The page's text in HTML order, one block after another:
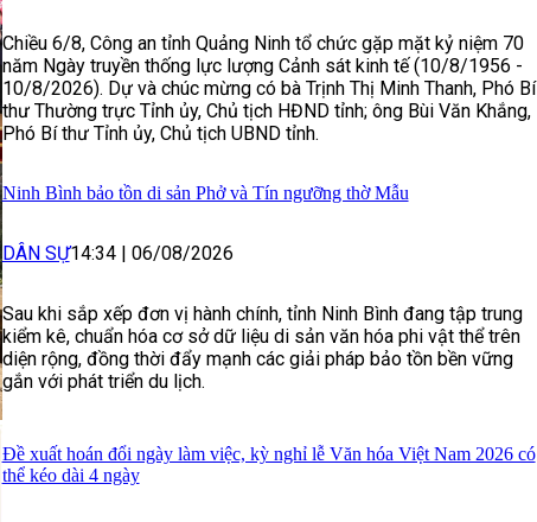
Chiều 6/8, Công an tỉnh Quảng Ninh tổ chức gặp mặt kỷ niệm 70
năm Ngày truyền thống lực lượng Cảnh sát kinh tế (10/8/1956 -
10/8/2026). Dự và chúc mừng có bà Trịnh Thị Minh Thanh, Phó Bí
thư Thường trực Tỉnh ủy, Chủ tịch HĐND tỉnh; ông Bùi Văn Khắng,
Phó Bí thư Tỉnh ủy, Chủ tịch UBND tỉnh.
Ninh Bình bảo tồn di sản Phở và Tín ngưỡng thờ Mẫu
DÂN SỰ14:34 | 06/08/2026
Sau khi sắp xếp đơn vị hành chính, tỉnh Ninh Bình đang tập trung
kiểm kê, chuẩn hóa cơ sở dữ liệu di sản văn hóa phi vật thể trên
diện rộng, đồng thời đẩy mạnh các giải pháp bảo tồn bền vững
gắn với phát triển du lịch.
Đề xuất hoán đổi ngày làm việc, kỳ nghỉ lễ Văn hóa Việt Nam 2026 có
thể kéo dài 4 ngày